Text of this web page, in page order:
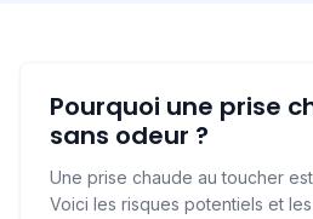
Pourquoi une prise
sans odeur ?
Une prise chaude au toucher
Voici les risques potentiels et